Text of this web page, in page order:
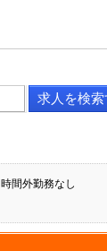
時間外勤務なし